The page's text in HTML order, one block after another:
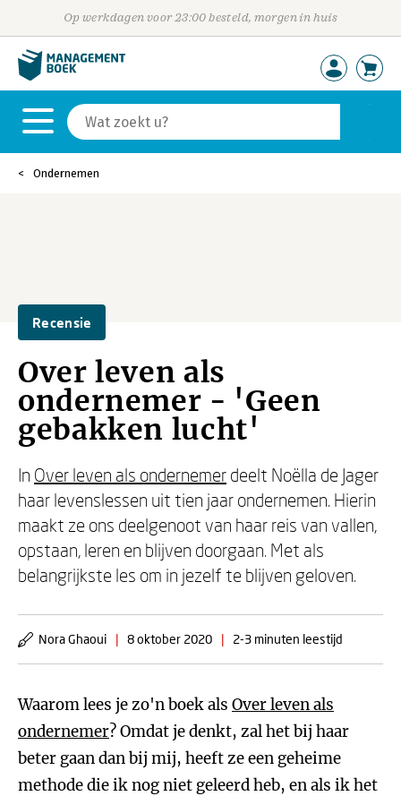
Op werkdagen voor 23:00 besteld, morgen in huis
Ondernemen
Recensie
Over leven als
ondernemer - 'Geen
gebakken lucht'
In Over leven als ondernemer deelt Noëlla de Jager
haar levenslessen uit tien jaar ondernemen. Hierin
maakt ze ons deelgenoot van haar reis van vallen,
opstaan, leren en blijven doorgaan. Met als
belangrijkste les om in jezelf te blijven geloven.
Nora Ghaoui | 8 oktober 2020 | 2-3 minuten leestijd
Waarom lees je zo'n boek als Over leven als
ondernemer? Omdat je denkt, zal het bij haar
beter gaan dan bij mij, heeft ze een geheime
methode die ik nog niet geleerd heb, en als ik het